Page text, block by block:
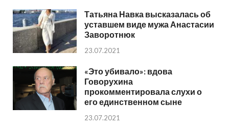
Татьяна Навка высказалась об
уставшем виде мужа Анастасии
Заворотнюк
23.07.2021
«Это убивало»: вдова
Говорухина
прокомментировала слухи о
его единственном сыне
23.07.2021